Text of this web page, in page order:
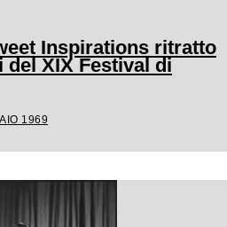
Inspirations ritratto
XIX Festival di
1969